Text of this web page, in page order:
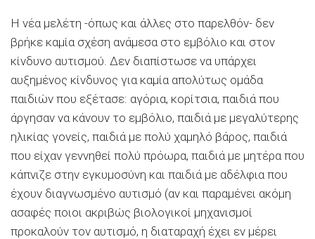
Η νέα μελέτη -όπως και άλλες στο παρελθόν- δεν
βρήκε καμία σχέση ανάμεσα στο εμβόλιο και στον
κίνδυνο αυτισμού. Δεν διαπίστωσε να υπάρχει
αυξημένος κίνδυνος για καμία απολύτως ομάδα
παιδιών που εξέτασε: αγόρια, κορίτσια, παιδιά που
άργησαν να κάνουν το εμβόλιο, παιδιά με μεγαλύτερης
ηλικίας γονείς, παιδιά με πολύ χαμηλό βάρος, παιδιά
που είχαν γεννηθεί πολύ πρόωρα, παιδιά με μητέρα που
κάπνιζε στην εγκυμοσύνη και παιδιά με αδέλφια που
έχουν διαγνωσμένο αυτισμό (αν και παραμένει ακόμη
ασαφές ποιοι ακριβώς βιολογικοί μηχανισμοί
προκαλούν τον αυτισμό, η διαταραχή έχει εν μέρει